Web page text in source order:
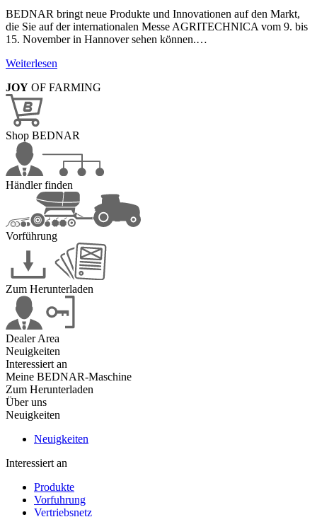
BEDNAR bringt neue Produkte und Innovationen auf den Markt,
die Sie auf der internationalen Messe AGRITECHNICA vom 9. bis
15. November in Hannover sehen können.…
Weiterlesen
JOY OF FARMING
Shop BEDNAR
Händler finden
Vorführung
Zum Herunterladen
Dealer Area
Neuigkeiten
Interessiert an
Meine BEDNAR-Maschine
Zum Herunterladen
Über uns
Neuigkeiten
Neuigkeiten
Interessiert an
Produkte
Vorfuhrung
Vertriebsnetz